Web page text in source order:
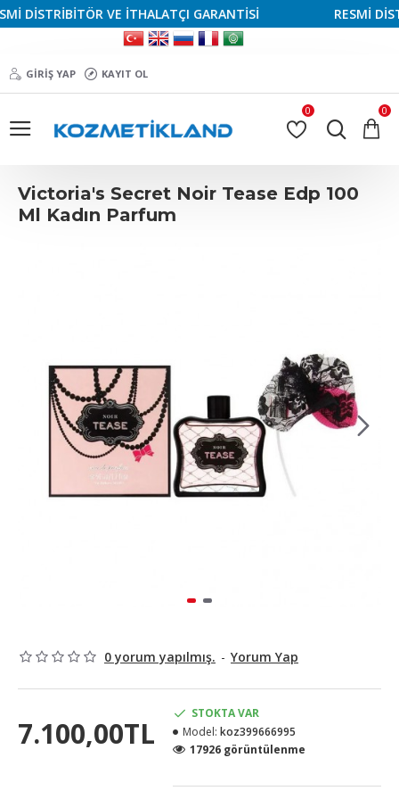
DİSTRİBİTÖR VE İTHALATÇI GARANTİSİ RESMİ
GIRIŞ YAP KAYIT OL
0 0
Victoria's Secret Noir Tease Edp 100
Ml Kadın Parfum
0 yorum yapılmış. - Yorum Yap
7.100,00TL
STOKTA VAR
Model: koz399666995
17926 görüntülenme